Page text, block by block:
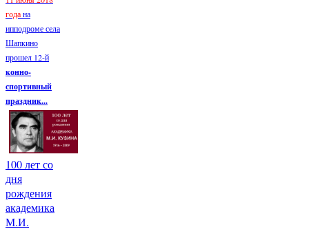
годана
ипподроме села
Шапкино
прошел 12-й
конно-
спортивный
праздник...
100 лет со
дня
рождения
академика
М.И.